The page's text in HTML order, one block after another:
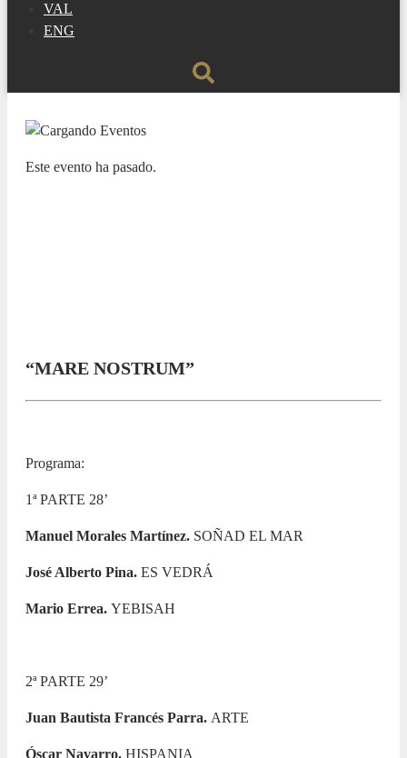
VAL
ENG
Este evento ha pasado.
“MARE NOSTRUM”
Programa:
1ª PARTE 28’
Manuel Morales Martínez. SOÑAD EL MAR
José Alberto Pina. ES VEDRÁ
Mario Errea. YEBISAH
2ª PARTE 29’
Juan Bautista Francés Parra. ARTE
Óscar Navarro. HISPANIA